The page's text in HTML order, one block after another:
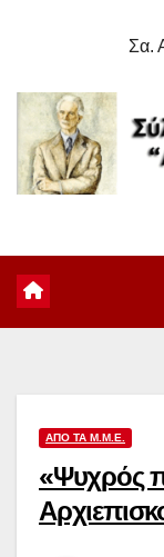
Σα.
ΑΠΌ ΤΑ Μ.Μ.Ε.
«Ψυχρός